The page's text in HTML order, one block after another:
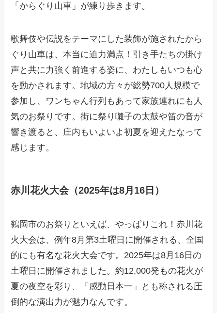
「からぐり山車」が練り歩きます。
歌舞伎や伝説をテーマにした装飾が施されたから
ぐり山車は、本当に迫力満点！引き手たちの掛け
声と共に力強く前進する姿に、わたしもいつも心
を動かされます。地域の方々が総勢700人規模で
参加し、ワンちゃん行列もあって家族連れにも人
気のお祭りです。街に祭り囃子の太鼓や笛の音が
響き渡ると、庄内もいよいよ初夏を迎えたなって
感じます。
赤川花火大会（2025年は8月16日）
鶴岡市のお祭りといえば、やっぱりこれ！赤川花
火大会は、例年8月第3土曜日に開催される、全国
的にも有名な花火大会です。2025年は8月16日の
土曜日に開催されました。約12,000発もの花火が
夏の夜空を彩り、「感動日本一」とも称される圧
倒的な演出力が魅力なんです。